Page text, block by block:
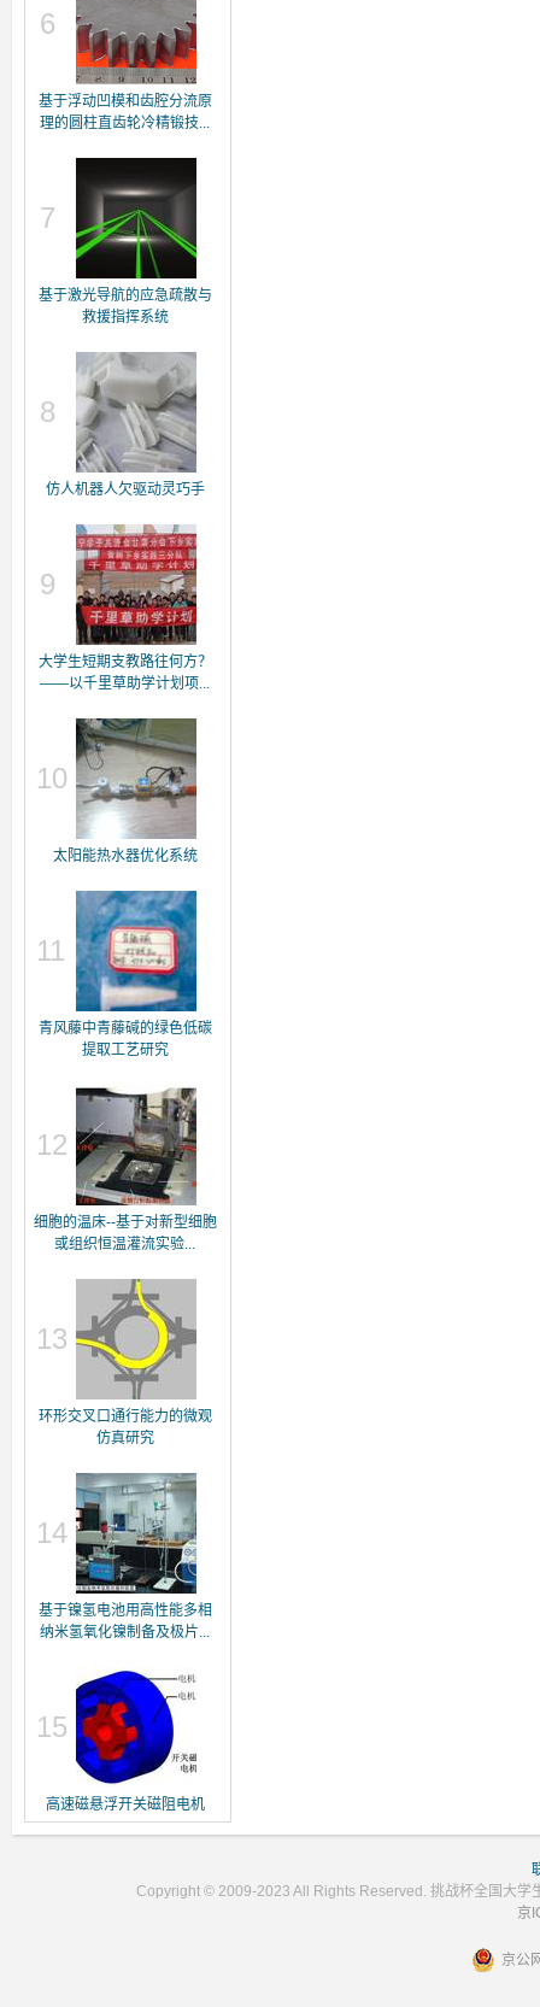
6
基于浮动凹模和齿腔分流原
理的圆柱直齿轮冷精锻技...
7
基于激光导航的应急疏散与
救援指挥系统
8
仿人机器人欠驱动灵巧手
9
大学生短期支教路往何方？
——以千里草助学计划项...
10
太阳能热水器优化系统
11
青风藤中青藤碱的绿色低碳
提取工艺研究
12
细胞的温床--基于对新型细胞
或组织恒温灌流实验...
13
环形交叉口通行能力的微观
仿真研究
14
基于镍氢电池用高性能多相
纳米氢氧化镍制备及极片...
15
高速磁悬浮开关磁阻电机
Copyright © 2009-2023 All Rights Reserved. 挑战杯全国大学
京
京公